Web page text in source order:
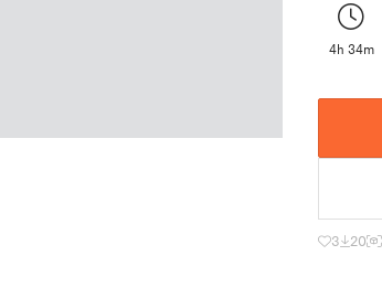
4h 34m
3 20